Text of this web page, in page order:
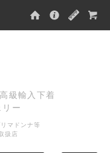
級輸入下着
ー
マドンナ等
扱店